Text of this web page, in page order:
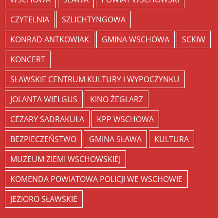
CZYTELNIA
SZLICHTYNGOWA
KONRAD ANTKOWIAK
GMINA WSCHOWA
SCKIW
KONCERT
SŁAWSKIE CENTRUM KULTURY I WYPOCZYNKU
JOLANTA WIELGUS
KINO ŻEGLARZ
CEZARY SADRAKUŁA
KPP WSCHOWA
BEZPIECZEŃSTWO
GMINA SŁAWA
KULTURA
MUZEUM ZIEMI WSCHOWSKIEJ
KOMENDA POWIATOWA POLICJI WE WSCHOWIE
JEZIORO SŁAWSKIE